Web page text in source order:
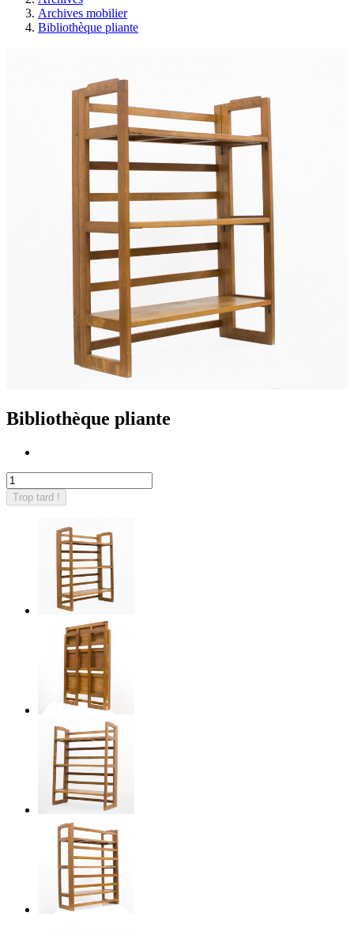
Archives mobilier
Bibliothèque pliante
Bibliothèque pliante
Trop tard !